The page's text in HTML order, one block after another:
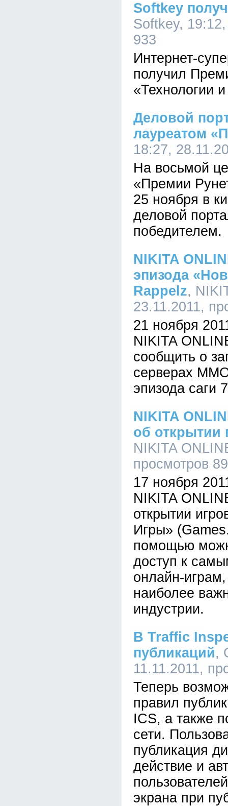
Softkey
Softkey,
933
Интернет-
получил
«Технологии
Деловой
лауреатом
18:27,
На восьмой
«Премии
25 ноября в
деловой
победителем.
NIKITA
эпизода
Rappelz,
23.11.2011,
21 ноября
NIKITA
сообщить о
серверах
эпизода саги
NIKITA
об открытии
NIKITA
просмотров
17 ноября
NIKITA
открытии
Игры»
помощью
доступ к
онлайн-
наиболее
индустрии.
В Traffic
публикаций,
11.11.2011,
Теперь
правил
ICS, а также
сети.
публикация
действие и
экрана при